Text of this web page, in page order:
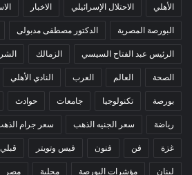
الأهلي الاحتلال الإسرائيلي الاخبار
البورصة المصرية الدكتور مصطفى مدبولى
الرئيس عبد الفتاح السيسي الزمالك
الصحة العالم العرب النادي الأهلي
بورصة تكنولوجيا جامعات حوادث
رياضة سعر الجنيه الذهب سعر جرام
غزة فن فنون فيس وتويتر قبلي
لبنان مؤشرات البورصة محلية مصر